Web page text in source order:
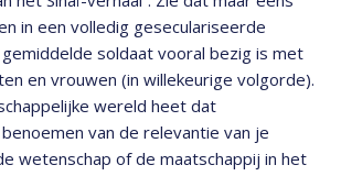
in een volledig geseculariseerde
soldaat vooral bezig is met
en vrouwen (in willekeurige volgorde).
wereld heet dat
benoemen van de relevantie van je
wetenschap of de maatschappij in het